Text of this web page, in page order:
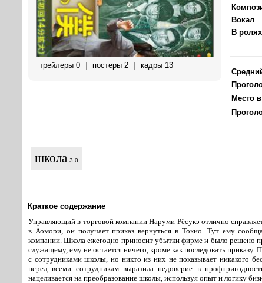
трейлеры 0 постеры 2 кадры 13
Вокал
В ролях
Место в
школа 3.0
Краткое содержание
Управляющий в торговой компании Наруми Рёсукэ отлично
в Аомори, он получает приказ вернуться в Токио. Тут ему
компании. Школа ежегодно приносит убытки фирме и было решено
служащему, ему не остается ничего, кроме как последовать
с сотрудниками школы, но никто из них не показывает никакого
перед всеми сотрудникам выразила недоверие в
нацеливается на преобразование школы, используя опыт и логику